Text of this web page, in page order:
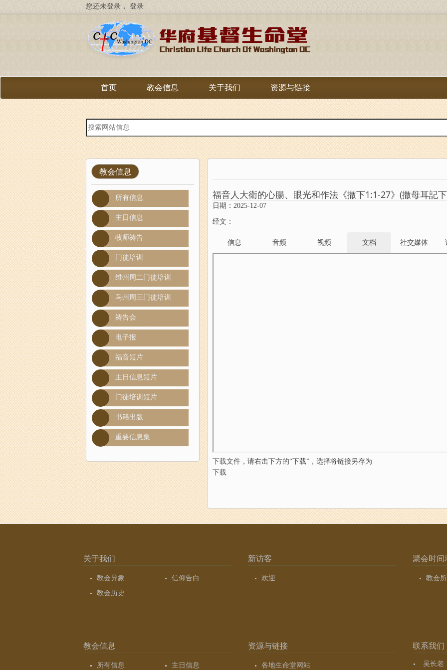
转
您还未登录， 登录
首页 教会信息 关于我们 资源与链接
站
内
搜
索
教会信息
所有信息
主日信息
牧师祷告
门徒培训
维州周二门徒培训
马州周三门徒培训
祷告会
电子报
福音短片
主日信息短片
门徒培训短片
书籍出版
重要信息集
福音人大衛的心腸、眼光和作法《撒下1:1-27》(撒母耳記
日期：2025-12-07
经文：
信息 音频 视频 文档 社交媒体
下载文件，请右击下方的“下载”，选择将链接另存为
下载
关于我们
教会异象
信仰告白
教会历史
新访客
欢迎
聚会时间
教会
教会信息
所有信息 主日信息
资源与链接
各地生命堂网站
联系我们
吴长老